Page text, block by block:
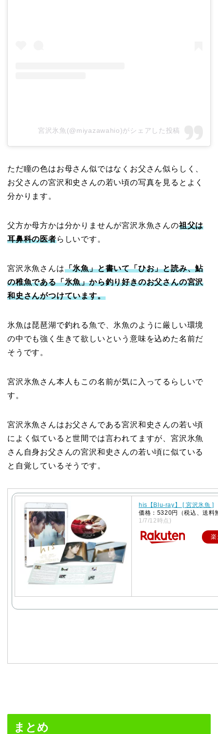
宮沢氷魚(@miyazawahio)がシェアした投稿
ただ瞳の色はお母さん似ではなくお父さん似らしく、
お父さんの宮沢和史さんの若い頃の写真を見るとよく
分かります。
父方か母方かは分かりませんが宮沢氷魚さんの祖父は
耳鼻科の医者らしいです。
宮沢氷魚さんは「氷魚」と書いて「ひお」と読み、鮎
の稚魚である「氷魚」から釣り好きのお父さんの宮沢
和史さんがつけています。
氷魚は琵琶湖で釣れる魚で、氷魚のように厳しい環境
の中でも強く生きて欲しいという意味を込めた名前だ
そうです。
宮沢氷魚さん本人もこの名前が気に入ってるらしいで
す。
宮沢氷魚さんはお父さんである宮沢和史さんの若い頃
によく似ていると世間では言われてますが、宮沢氷魚
さん自身お父さんの宮沢和史さんの若い頃に似ている
と自覚しているそうです。
his【Blu-ray】 [ 宮沢氷魚 ]
価格：5320円（税込、送料
1/7/12時点)
まとめ